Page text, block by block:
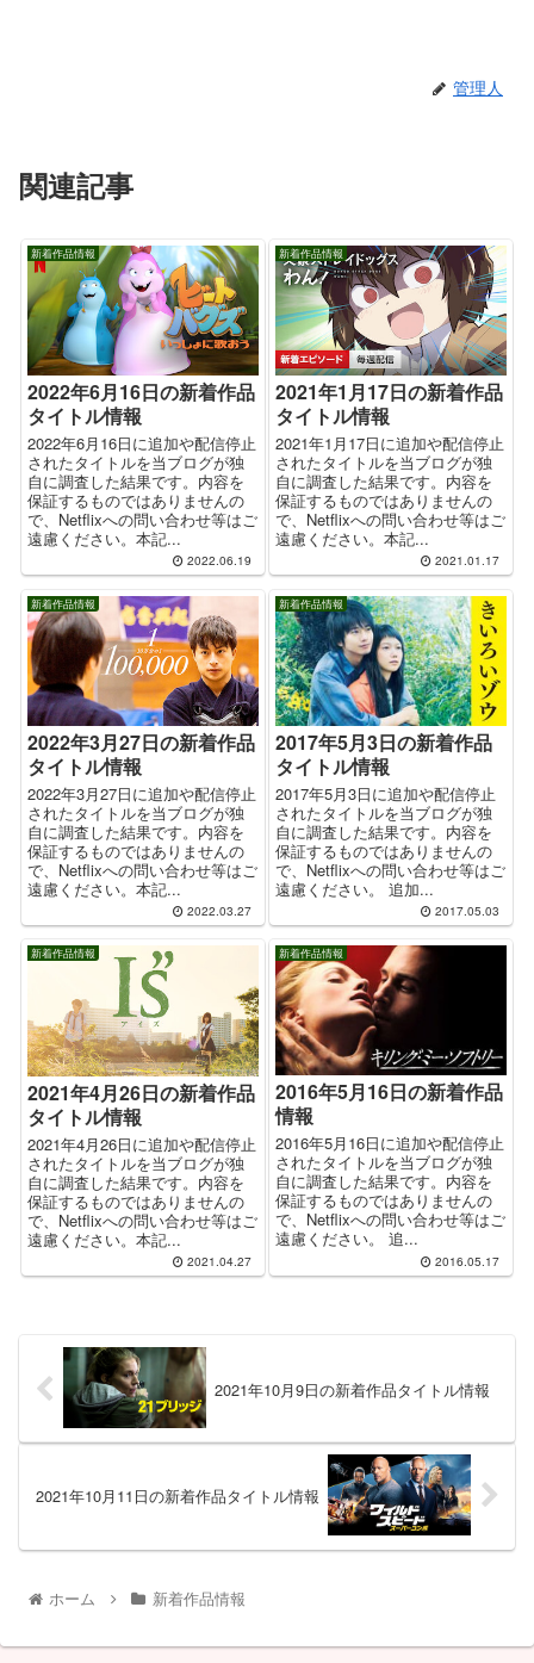
管理人
関連記事
新着作品情報
2022年6月16日の新着作品
タイトル情報
2022年6月16日に追加や配信停止
されたタイトルを当ブログが独
自に調査した結果です。内容を
保証するものではありませんの
で、Netflixへの問い合わせ等はご
遠慮ください。本記...
2022.06.19
新着作品情報
2021年1月17日の新着作品
タイトル情報
2021年1月17日に追加や配信停止
されたタイトルを当ブログが独
自に調査した結果です。内容を
保証するものではありませんの
で、Netflixへの問い合わせ等はご
遠慮ください。本記...
2021.01.17
新着作品情報
2022年3月27日の新着作品
タイトル情報
2022年3月27日に追加や配信停止
されたタイトルを当ブログが独
自に調査した結果です。内容を
保証するものではありませんの
で、Netflixへの問い合わせ等はご
遠慮ください。本記...
2022.03.27
新着作品情報
2017年5月3日の新着作品
タイトル情報
2017年5月3日に追加や配信停止
されたタイトルを当ブログが独
自に調査した結果です。内容を
保証するものではありませんの
で、Netflixへの問い合わせ等はご
遠慮ください。 追加...
2017.05.03
新着作品情報
2021年4月26日の新着作品
タイトル情報
2021年4月26日に追加や配信停止
されたタイトルを当ブログが独
自に調査した結果です。内容を
保証するものではありませんの
で、Netflixへの問い合わせ等はご
遠慮ください。本記...
2021.04.27
新着作品情報
2016年5月16日の新着作品
情報
2016年5月16日に追加や配信停止
されたタイトルを当ブログが独
自に調査した結果です。内容を
保証するものではありませんの
で、Netflixへの問い合わせ等はご
遠慮ください。 追...
2016.05.17
2021年10月9日の新着作品タイトル情報
2021年10月11日の新着作品タイトル情報
ホーム 新着作品情報